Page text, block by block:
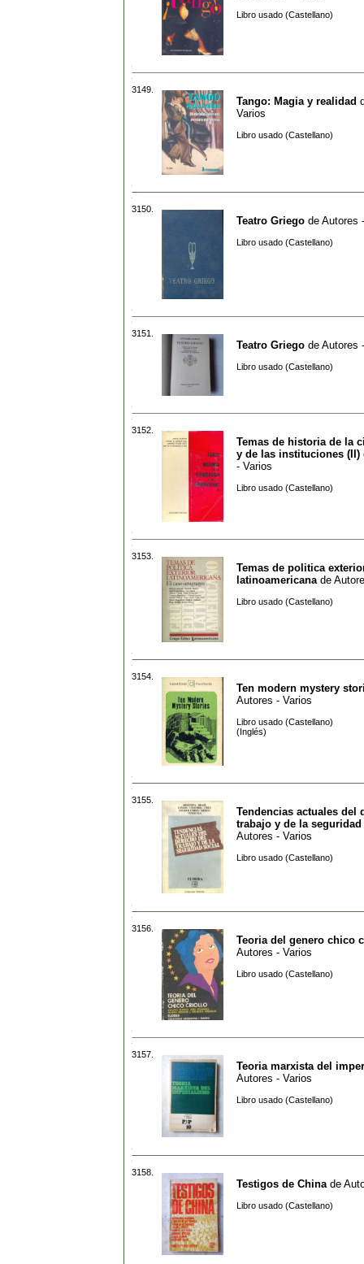
Libro usado (Castellano)
3149.
Tango: Magia y realidad
Varios
Libro usado (Castellano)
3150.
Teatro Griego de Autores
Libro usado (Castellano)
3151.
Teatro Griego de Autores
Libro usado (Castellano)
3152.
Temas de historia de la
y de las instituciones (II)
- Varios
Libro usado (Castellano)
3153.
Temas de politica
latinoamericana de
Libro usado (Castellano)
3154.
Ten modern mystery
Autores - Varios
Libro usado (Castellano)
(Inglés)
3155.
Tendencias actuales del
trabajo y de la
Autores - Varios
Libro usado (Castellano)
3156.
Teoria del genero chico
Autores - Varios
Libro usado (Castellano)
3157.
Teoria marxista del
Autores - Varios
Libro usado (Castellano)
3158.
Testigos de China de
Libro usado (Castellano)